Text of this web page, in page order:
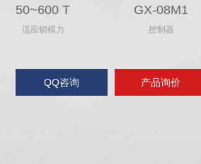
50~600 T
适应锁模力
GX-08M1
控制器
QQ咨询 产品询价